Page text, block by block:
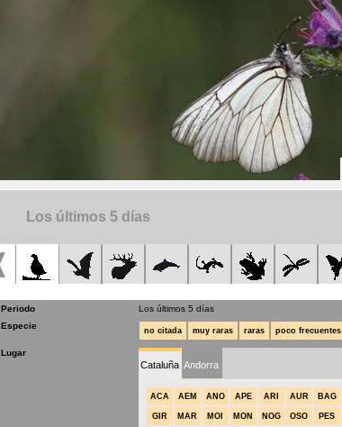
Los últimos 5 días
Periodo
Los últimos 5 días
Especie
no citada muy raras raras poco frecuentes
Lugar
Cataluña Andorra
ACA AEM ANO APE ARI AUR BAG
GIR MAR MOI MON NOG OSO PES